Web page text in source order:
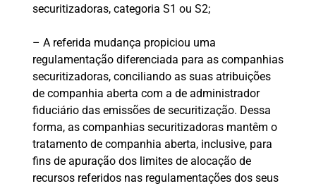
securitizadoras, categoria S1 ou S2;
– A referida mudança propiciou uma
regulamentação diferenciada para as companhias
securitizadoras, conciliando as suas atribuições
de companhia aberta com a de administrador
fiduciário das emissões de securitização. Dessa
forma, as companhias securitizadoras mantêm o
tratamento de companhia aberta, inclusive, para
fins de apuração dos limites de alocação de
recursos referidos nas regulamentações dos seus